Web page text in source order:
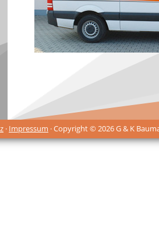
· Impressum · Copyright © 2026 G & K